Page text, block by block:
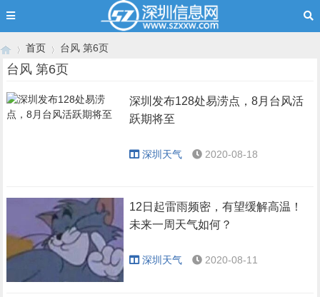
›
首页
›
台风 第6页
台风 第6页
深圳发布128处易涝点，8月台风活
跃期将至
深圳天气 2020-08-18
12日起雷雨频密，有望缓解高温！
未来一周天气如何？
深圳天气 2020-08-11